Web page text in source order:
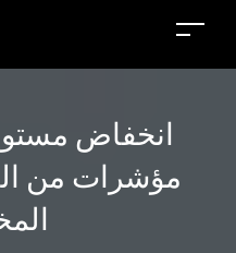
انخفاض
مؤشرات من